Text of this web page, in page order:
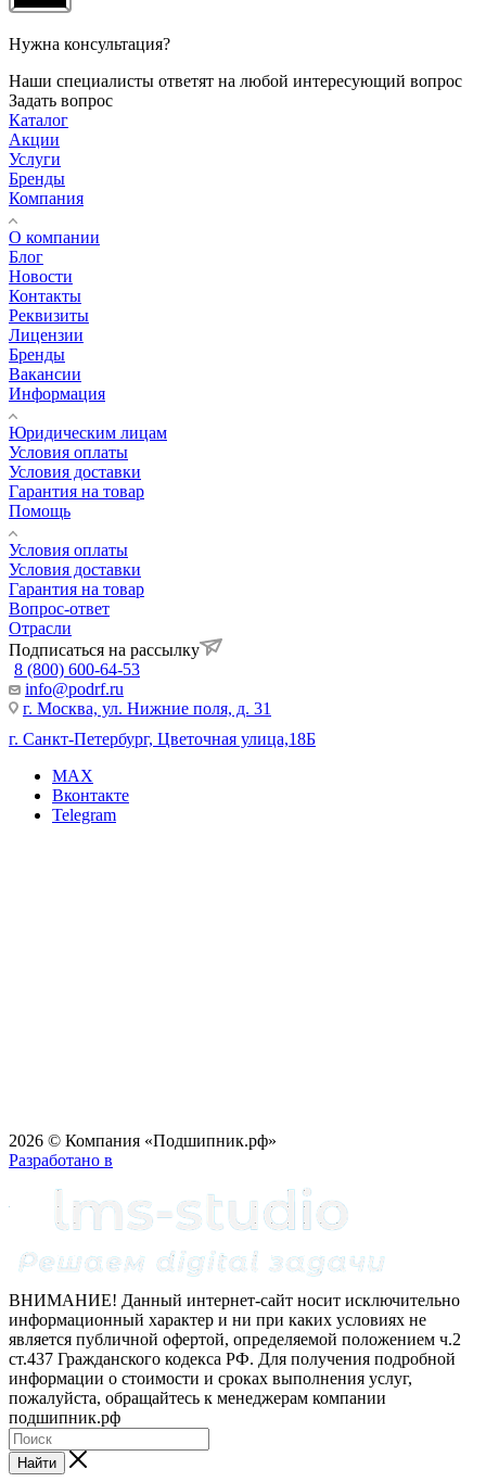
Нужна консультация?
Наши специалисты ответят на любой интересующий вопрос
Задать вопрос
Каталог
Акции
Услуги
Бренды
Компания
О компании
Блог
Новости
Контакты
Реквизиты
Лицензии
Бренды
Вакансии
Информация
Юридическим лицам
Условия оплаты
Условия доставки
Гарантия на товар
Помощь
Условия оплаты
Условия доставки
Гарантия на товар
Вопрос-ответ
Отрасли
Подписаться на рассылку
8 (800) 600-64-53
info@podrf.ru
г. Москва, ул. Нижние поля, д. 31
г. Санкт-Петербург, Цветочная улица,18Б
MAX
Вконтакте
Telegram
2026 © Компания «Подшипник.рф»
Разработано в
ВНИМАНИЕ! Данный интернет-сайт носит исключительно
информационный характер и ни при каких условиях не
является публичной офертой, определяемой положением ч.2
ст.437 Гражданского кодекса РФ. Для получения подробной
информации о стоимости и сроках выполнения услуг,
пожалуйста, обращайтесь к менеджерам компании
подшипник.рф
Найти